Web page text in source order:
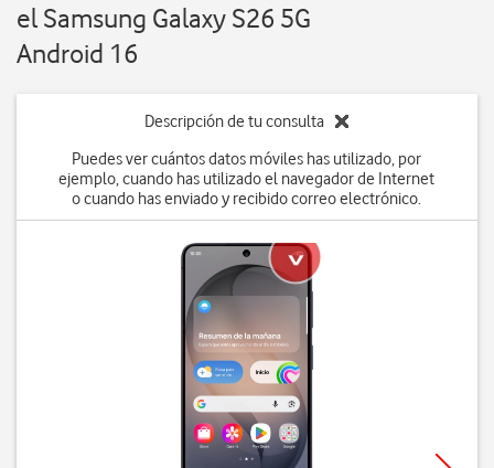
el Samsung Galaxy S26 5G
Android 16
Descripción de tu consulta
Puedes ver cuántos datos móviles has utilizado, por
ejemplo, cuando has utilizado el navegador de Internet
o cuando has enviado y recibido correo electrónico.